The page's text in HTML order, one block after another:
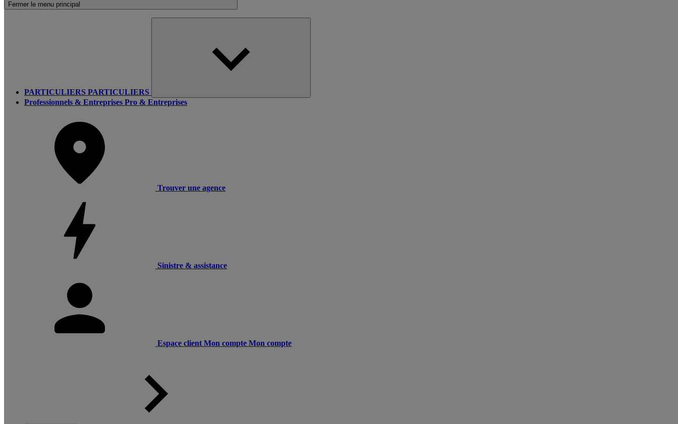
Fermer le menu principal
PARTICULIERS PARTICULIERS
Professionnels & Entreprises Pro & Entreprises
Trouver une agence
Sinistre & assistance
Espace client Mon compte Mon compte